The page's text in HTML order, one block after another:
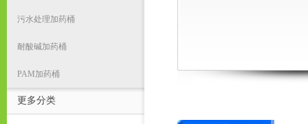
污水处理加药桶
耐酸碱加药桶
PAM加药桶
更多分类